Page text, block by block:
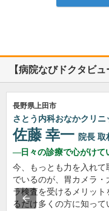
【病院なびドクタビ
長野県上田市
さとう内科おなかクリニ
佐藤 幸一 院長 取
日々の診療で心がけて
今、もっとも力を入れて
でいるのが、胃カメラ・
ラ検査を受けるメリット
るだけ多くの方に知って